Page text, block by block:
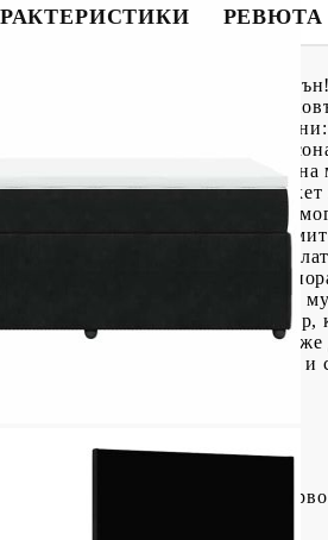
РЕВЮТА
за да се насладите на спокоен
се отличава с мека и гладка
комфорт. Матрак с джоб
за да осигурят
"свличането" към средата
с отворени намотки. Всяка
с LED светлини, които
да персонализирате
с регулируема височина:
Този топ матрак подобрява
на вашия матрак. Подвижният
Продуктът има USB
съображения матракът не може
ножица може да бъде изрязана
шперплат, инженерно дърво